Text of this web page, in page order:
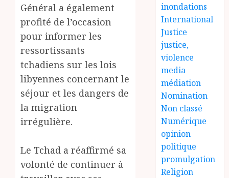
Général a également
profité de l’occasion
pour informer les
ressortissants
tchadiens sur les lois
libyennes concernant le
séjour et les dangers de
la migration
irrégulière.
Le Tchad a réaffirmé sa
volonté de continuer à
inondations
International
Justice
justice,
violence
media
médiation
Nomination
Non classé
Numérique
opinion
politique
promulgation
Religion